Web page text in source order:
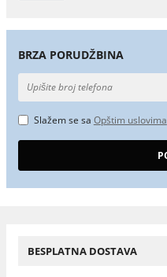
BRZA PORUDŽBINA
Slažem se sa Opštim uslovima
BESPLATNA DOSTAVA